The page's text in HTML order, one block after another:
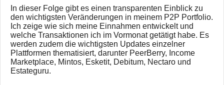
In dieser Folge gibt es einen transparenten Einblick zu
den wichtigsten Veränderungen in meinem P2P Portfolio.
Ich zeige wie sich meine Einnahmen entwickelt und
welche Transaktionen ich im Vormonat getätigt habe. Es
werden zudem die wichtigsten Updates einzelner
Plattformen thematisiert, darunter PeerBerry, Income
Marketplace, Mintos, Esketit, Debitum, Nectaro und
Estateguru.